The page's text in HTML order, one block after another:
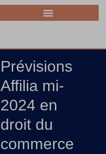
Prévisions
Affilia mi-
2024 en
droit du
commerce